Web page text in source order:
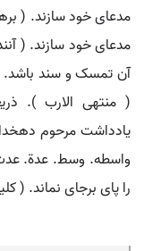
مدعای خود سازند. (
مدعای خود سازند. (
آن تمسک و سند
( منتهی الارب ).
یادداشت مرحوم
واسطه. وسط. عدة.
را پای برجای نماند. (